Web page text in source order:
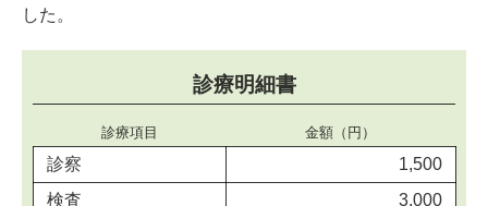
した。
診療明細書
診療項目 金額（円）
診察
1,500
検査
3,000